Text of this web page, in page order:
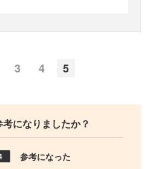
3 4 5
になりましたか？
参考になった